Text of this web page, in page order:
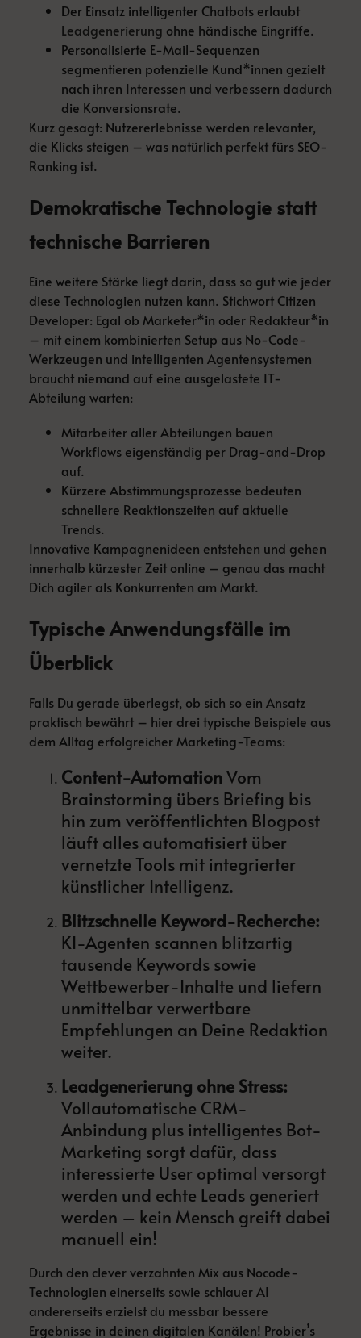
Der Einsatz intelligenter Chatbots erlaubt
Leadgenerierung ohne händische Eingriffe.
Personalisierte E-Mail-Sequenzen
segmentieren potenzielle Kund*innen gezielt
nach ihren Interessen und verbessern dadurch
die Konversionsrate.
Kurz gesagt: Nutzererlebnisse werden relevanter,
die Klicks steigen – was natürlich perfekt fürs SEO-
Ranking ist.
Demokratische Technologie statt
technische Barrieren
Eine weitere Stärke liegt darin, dass so gut wie jeder
diese Technologien nutzen kann. Stichwort Citizen
Developer: Egal ob Marketer*in oder Redakteur*in
– mit einem kombinierten Setup aus No-Code-
Werkzeugen und intelligenten Agentensystemen
braucht niemand auf eine ausgelastete IT-
Abteilung warten:
Mitarbeiter aller Abteilungen bauen
Workflows eigenständig per Drag-and-Drop
auf.
Kürzere Abstimmungsprozesse bedeuten
schnellere Reaktionszeiten auf aktuelle
Trends.
Innovative Kampagnenideen entstehen und gehen
innerhalb kürzester Zeit online – genau das macht
Dich agiler als Konkurrenten am Markt.
Typische Anwendungsfälle im
Überblick
Falls Du gerade überlegst, ob sich so ein Ansatz
praktisch bewährt – hier drei typische Beispiele aus
dem Alltag erfolgreicher Marketing-Teams:
Content-AutomationVom
Brainstorming übers Briefing bis
hin zum veröffentlichten Blogpost
läuft alles automatisiert über
vernetzte Tools mit integrierter
künstlicher Intelligenz.
Blitzschnelle Keyword-Recherche:
KI-Agenten scannen blitzartig
tausende Keywords sowie
Wettbewerber-Inhalte und liefern
unmittelbar verwertbare
Empfehlungen an Deine Redaktion
weiter.
Leadgenerierung ohne Stress:
Vollautomatische CRM-
Anbindung plus intelligentes Bot-
Marketing sorgt dafür, dass
interessierte User optimal versorgt
werden und echte Leads generiert
werden – kein Mensch greift dabei
manuell ein!
Durch den clever verzahnten Mix aus Nocode-
Technologien einerseits sowie schlauer AI
andererseits erzielst du messbar bessere
Ergebnisse in deinen digitalen Kanälen! Probier’s